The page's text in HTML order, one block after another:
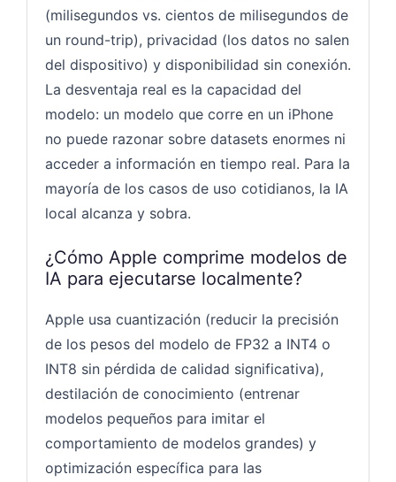
(milisegundos vs. cientos de milisegundos de
un round-trip), privacidad (los datos no salen
del dispositivo) y disponibilidad sin conexión.
La desventaja real es la capacidad del
modelo: un modelo que corre en un iPhone
no puede razonar sobre datasets enormes ni
acceder a información en tiempo real. Para la
mayoría de los casos de uso cotidianos, la IA
local alcanza y sobra.
¿Cómo Apple comprime modelos de
IA para ejecutarse localmente?
Apple usa cuantización (reducir la precisión
de los pesos del modelo de FP32 a INT4 o
INT8 sin pérdida de calidad significativa),
destilación de conocimiento (entrenar
modelos pequeños para imitar el
comportamiento de modelos grandes) y
optimización específica para las